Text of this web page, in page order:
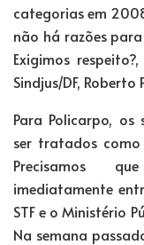
categorias em
não há razões
Exigimos
Sindjus/DF, Roberto
Para Policarpo,
ser tratados como
Precisamos
imediatamente
STF e o Ministério
Na semana